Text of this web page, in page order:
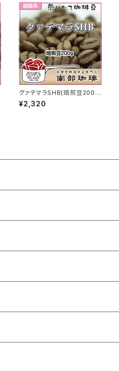
グァテマラSHB(焙煎豆200
g)
¥2,320